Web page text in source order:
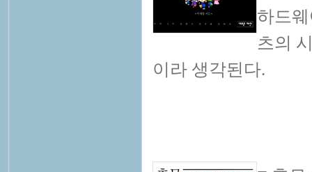
하드
츠의
이라 생각된다.